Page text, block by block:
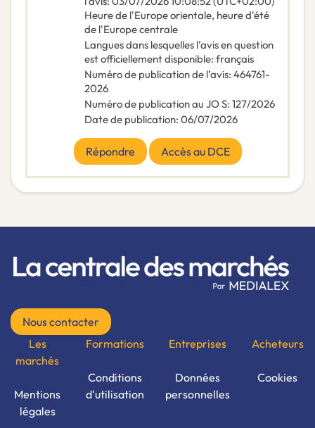
Heure de l'Europe orientale, heure d'été
de l'Europe centrale
Langues dans lesquelles l’avis en question
est officiellement disponible: français
Numéro de publication de l’avis: 464761-
2026
Numéro de publication au JO S: 127/2026
Date de publication: 06/07/2026
Répondre Accès au DCE
Nous contacter
Les
marchés
Mentions
légales
Formations
Conditions
d'utilisation
Entreprises
Données
personnelles
Acheteurs
Cookies